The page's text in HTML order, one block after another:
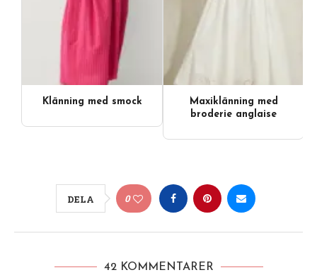
Videoinnehåll
Klänning med smock
Maxiklänning med
broderie anglaise
DELA 0
42 KOMMENTARER